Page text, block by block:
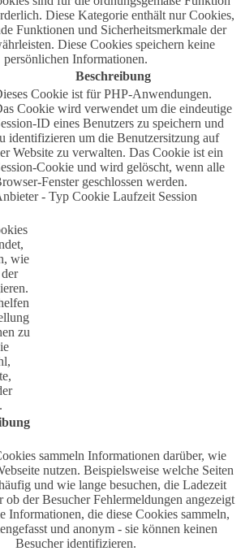
Diese Kategorie enthält nur Cookies,
Funktionen und Sicherheitsmerkmale der
Diese Cookies speichern keine
persönlichen Informationen.
Beschreibung
Cookie ist für PHP-Anwendungen.
Cookie wird verwendet um die eindeutige
ID eines Benutzers zu speichern und
identifizieren um die Benutzersitzung auf
Website zu verwalten. Das Cookie ist ein
Cookie und wird gelöscht, wenn alle
Fenster geschlossen werden.
- Typ Cookie Laufzeit Session
wie
zu
sammeln Informationen darüber, wie
nutzen. Beispielsweise welche Seiten
und wie lange besuchen, die Ladezeit
ob der Besucher Fehlermeldungen angezeigt
Informationen, die diese Cookies sammeln,
und anonym - sie können keinen
Besucher identifizieren.